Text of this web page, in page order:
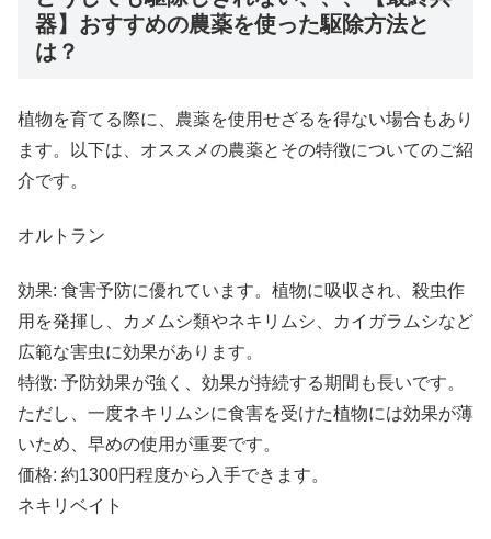
器】おすすめの農薬を使った駆除方法と
は？
植物を育てる際に、農薬を使用せざるを得ない場合もあり
ます。以下は、オススメの農薬とその特徴についてのご紹
介です。
オルトラン
効果: 食害予防に優れています。植物に吸収され、殺虫作
用を発揮し、カメムシ類やネキリムシ、カイガラムシなど
広範な害虫に効果があります。
特徴: 予防効果が強く、効果が持続する期間も長いです。
ただし、一度ネキリムシに食害を受けた植物には効果が薄
いため、早めの使用が重要です。
価格: 約1300円程度から入手できます。
ネキリベイト